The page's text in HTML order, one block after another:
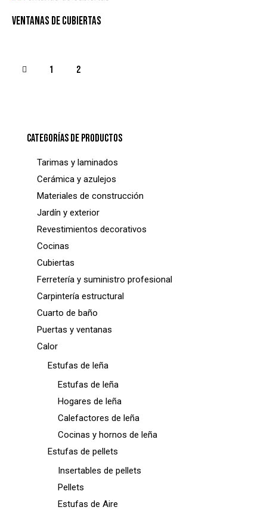
VENTANAS DE CUBIERTAS
1 2
CATEGORÍAS DE PRODUCTOS
Tarimas y laminados
Cerámica y azulejos
Materiales de construcción
Jardín y exterior
Revestimientos decorativos
Cocinas
Cubiertas
Ferretería y suministro profesional
Carpintería estructural
Cuarto de baño
Puertas y ventanas
Calor
Estufas de leña
Estufas de leña
Hogares de leña
Calefactores de leña
Cocinas y hornos de leña
Estufas de pellets
Insertables de pellets
Pellets
Estufas de Aire